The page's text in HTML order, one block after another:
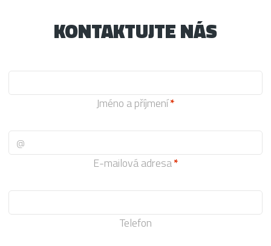
KONTAKTUJTE NÁS
Jméno a příjmení
E-mailová adresa
Telefon